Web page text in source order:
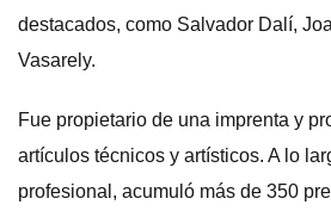
destacados, como Salvador Dalí,
Vasarely.
Fue propietario de una imprenta y
artículos técnicos y artísticos. A lo
profesional, acumuló más de 350